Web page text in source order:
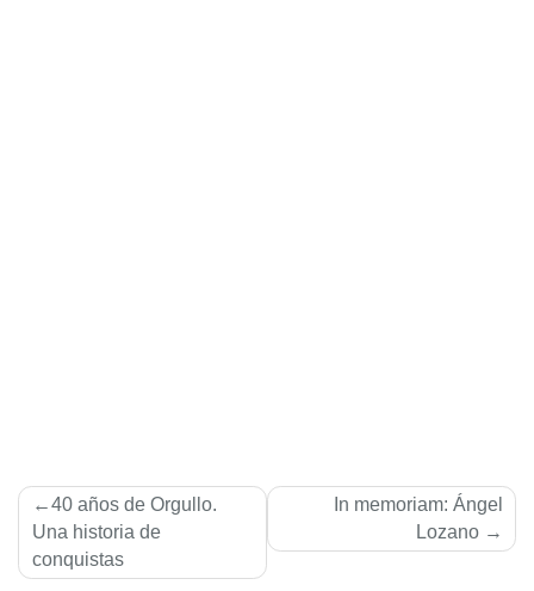
Navegación
de
entradas
40 años de Orgullo.
Una historia de
conquistas
In memoriam: Ángel
Lozano